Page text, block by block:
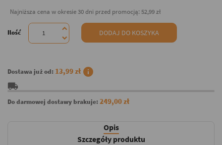
Najniższa cena w okresie 30 dni przed promocją: 52,99 zł
Ilość DODAJ DO KOSZYKA
Dostawa już od: 13,99 zł info
local_shipping
Do darmowej dostawy brakuje:249,00 zł
Opis
Szczegóły produktu